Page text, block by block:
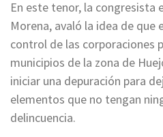
En este tenor, la congresista
Morena, avaló la idea de que
control de las corporaciones
municipios de la zona de
iniciar una depuración para
elementos que no tengan
delincuencia.